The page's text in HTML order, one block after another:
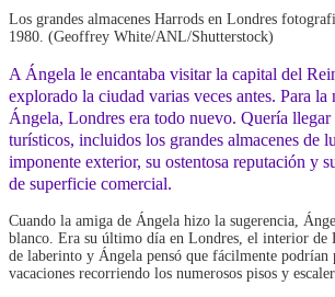
Los grandes almacenes Harrods en Londres
1980. (Geoffrey White/ANL/Shutterstock)
A Ángela le encantaba visitar la capital del
explorado la ciudad varias veces antes. Para la
Ángela, Londres era todo nuevo. Quería llegar
turísticos, incluidos los grandes almacenes de
imponente exterior, su ostentosa reputación y
de superficie comercial.
Cuando la amiga de Ángela hizo la sugerencia,
blanco. Era su último día en Londres, el interior de
de laberinto y Ángela pensó que fácilmente podrían
vacaciones recorriendo los numerosos pisos y